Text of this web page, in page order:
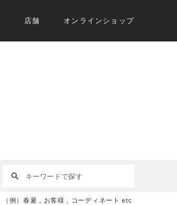
店舗 オンラインショップ
（例）春夏 , お客様 , コーディネート etc